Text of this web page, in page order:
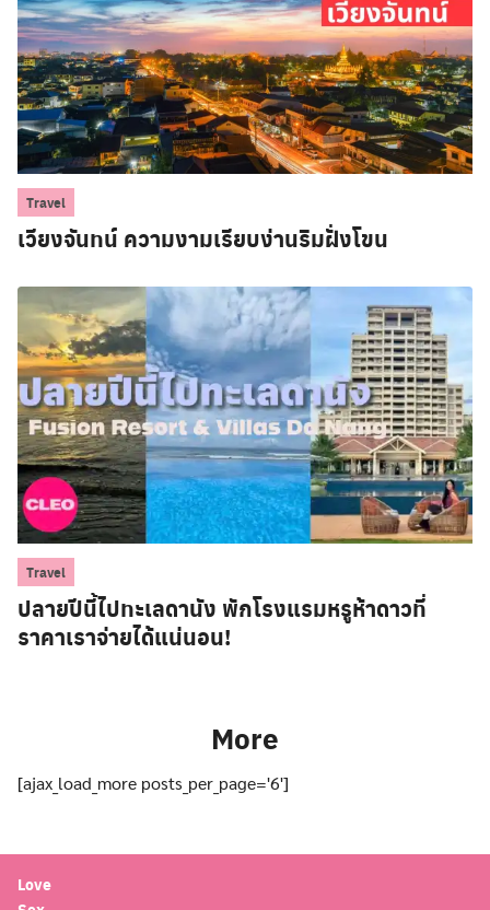
Travel
เวียงจันทน์ ความงามเรียบง่านริมฝั่งโขน
Travel
ปลายปีนี้ไปทะเลดานัง พักโรงแรมหรูห้าดาวที่
ราคาเราจ่ายได้แน่นอน!
More
[ajax_load_more posts_per_page='6']
Love